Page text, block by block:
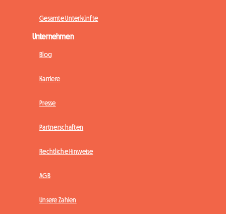
Gesamte Unterkünfte
Unternehmen
Blog
Karriere
Presse
Partnerschaften
Rechtliche Hinweise
AGB
Unsere Zahlen